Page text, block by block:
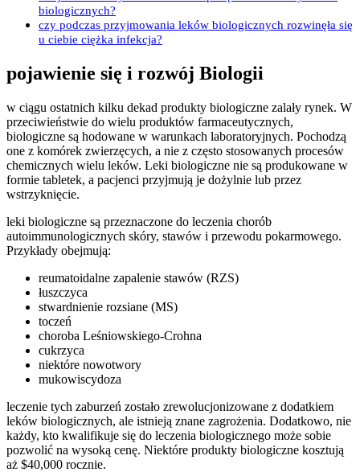
biologicznych?
czy podczas przyjmowania leków biologicznych rozwinęła się
u ciebie ciężka infekcja?
pojawienie się i rozwój Biologii
w ciągu ostatnich kilku dekad produkty biologiczne zalały rynek. W
przeciwieństwie do wielu produktów farmaceutycznych,
biologiczne są hodowane w warunkach laboratoryjnych. Pochodzą
one z komórek zwierzęcych, a nie z często stosowanych procesów
chemicznych wielu leków. Leki biologiczne nie są produkowane w
formie tabletek, a pacjenci przyjmują je dożylnie lub przez
wstrzyknięcie.
leki biologiczne są przeznaczone do leczenia chorób
autoimmunologicznych skóry, stawów i przewodu pokarmowego.
Przykłady obejmują:
reumatoidalne zapalenie stawów (RZS)
łuszczyca
stwardnienie rozsiane (MS)
toczeń
choroba Leśniowskiego-Crohna
cukrzyca
niektóre nowotwory
mukowiscydoza
leczenie tych zaburzeń zostało zrewolucjonizowane z dodatkiem
leków biologicznych, ale istnieją znane zagrożenia. Dodatkowo, nie
każdy, kto kwalifikuje się do leczenia biologicznego może sobie
pozwolić na wysoką cenę. Niektóre produkty biologiczne kosztują
aż $40,000 rocznie.